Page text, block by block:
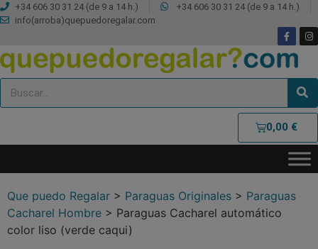
+34 606 30 31 24 (de 9 a 14 h.)
+34 606 30 31 24 (de 9 a 14 h.)
info(arroba)quepuedoregalar.com
0,00 €
Que puedo Regalar > Paraguas Originales > Paraguas
Cacharel Hombre > Paraguas Cacharel automático
color liso (verde caqui)